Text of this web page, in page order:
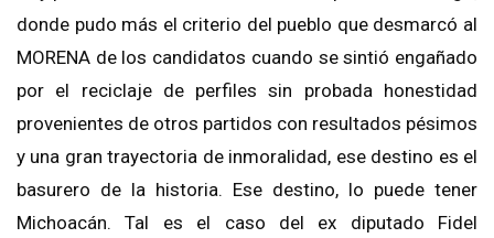
donde pudo más el criterio del pueblo que desmarcó al
MORENA de los candidatos cuando se sintió engañado
por el reciclaje de perfiles sin probada honestidad
provenientes de otros partidos con resultados pésimos
y una gran trayectoria de inmoralidad, ese destino es el
basurero de la historia. Ese destino, lo puede tener
Michoacán. Tal es el caso del ex diputado Fidel